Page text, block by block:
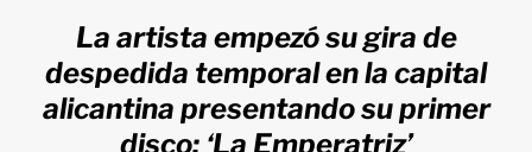
La artista empezó su gira de
despedida temporal en la capital
alicantina presentando su primer
disco: ‘La Emperatriz’